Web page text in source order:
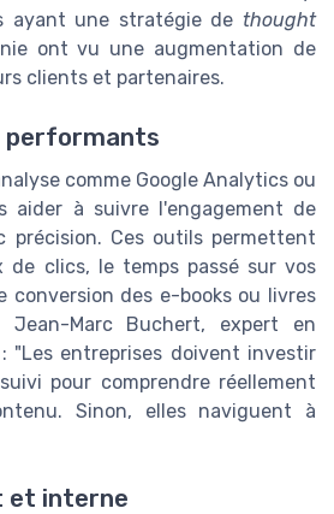
ayant une stratégie de thought
ont vu une augmentation de
clients et partenaires.
performants
comme Google Analytics ou
aider à suivre l'engagement de
précision. Ces outils permettent
de clics, le temps passé sur vos
conversion des e-books ou livres
Jean-Marc Buchert, expert en
"Les entreprises doivent investir
pour comprendre réellement
Sinon, elles naviguent à
et interne